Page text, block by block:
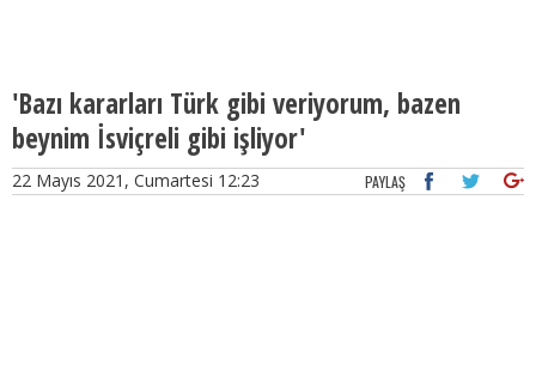
'Bazı kararları Türk gibi veriyorum, bazen
beynim İsviçreli gibi işliyor'
22 Mayıs 2021, Cumartesi 12:23 PAYLAŞ